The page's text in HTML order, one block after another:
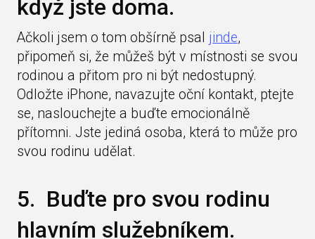
když jste doma.
Ačkoli jsem o tom obšírně psal jinde,
připomeň si, že můžeš být v místnosti se svou
rodinou a přitom pro ni být nedostupný.
Odložte iPhone, navazujte oční kontakt, ptejte
se, naslouchejte a buďte emocionálně
přítomni. Jste jediná osoba, která to může pro
svou rodinu udělat.
5. Buďte pro svou rodinu
hlavním služebníkem.